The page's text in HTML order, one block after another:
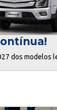
dos modelos